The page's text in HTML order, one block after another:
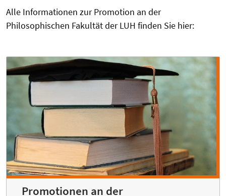
Alle Informationen zur Promotion an der
Philosophischen Fakultät der LUH finden Sie hier:
Promotionen an der